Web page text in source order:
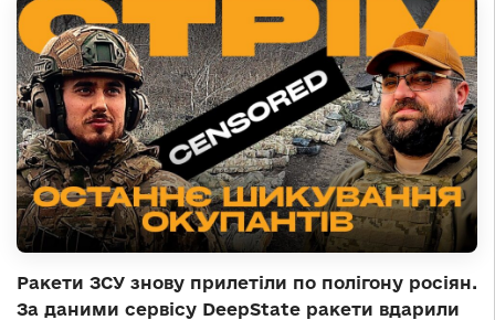
Ракети ЗСУ знову прилетіли по полігону росіян.
За даними сервісу DeepState ракети вдарили